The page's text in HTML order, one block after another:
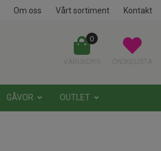
Om oss Vårt sortiment Kontakt
0
GÅVOR OUTLET